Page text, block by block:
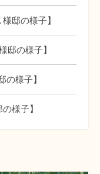
邸の様子】
邸の様子】
の様子】
様子】